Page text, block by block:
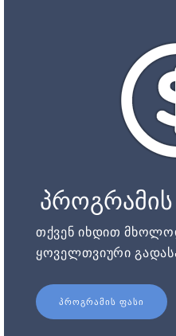
თქვენ იხდით
ყოველთვიური
ᲞᲠᲝᲒᲠᲐᲛᲘᲡ ᲤᲐᲡᲘ